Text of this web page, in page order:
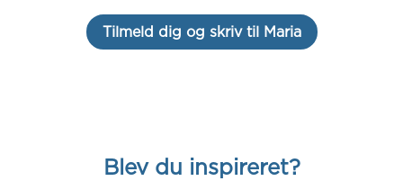
Tilmeld dig og skriv til Maria
Blev du inspireret?